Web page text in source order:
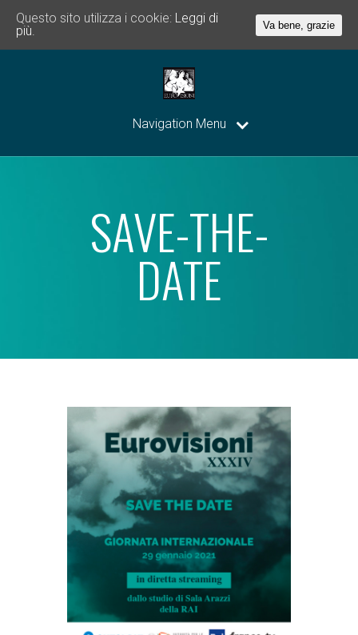
Navigation Menu
SAVE-THE-
DATE
Questo sito utilizza i cookie: Leggi di
più.
Va bene, grazie